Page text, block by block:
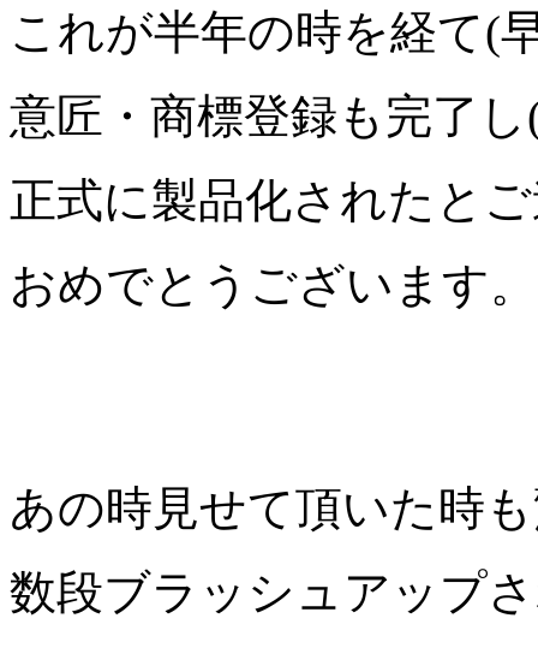
これが半年の時を経て(
意匠・商標登録も完了
正式に製品化されたと
おめでとうございます。
あの時見せて頂いた時
数段ブラッシュアップ